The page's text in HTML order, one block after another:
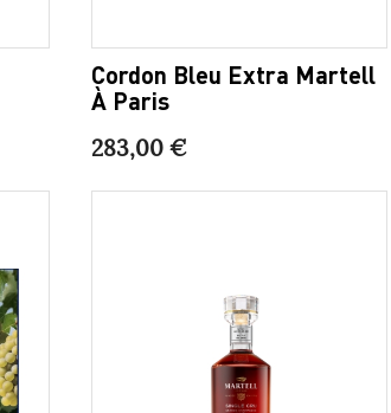
Cordon Bleu Extra Martell
À Paris
283,00 €